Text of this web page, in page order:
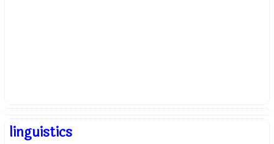
linguistics